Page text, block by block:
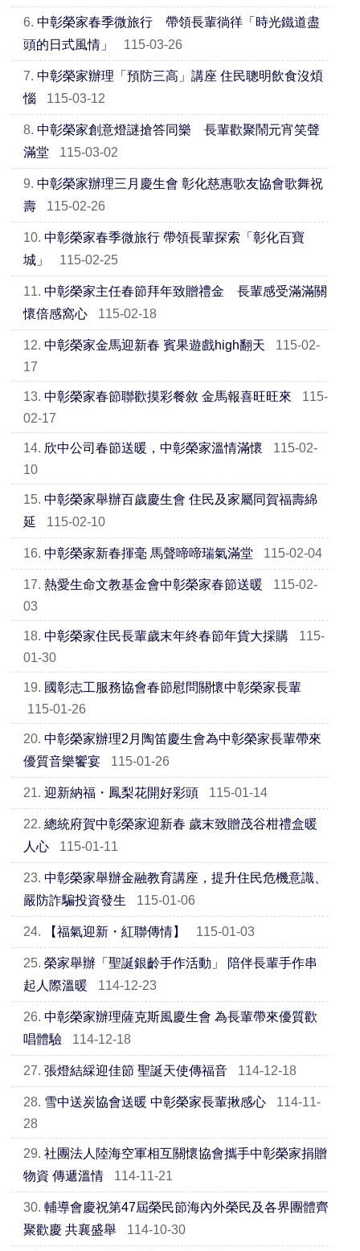
6. 中彰榮家春季微旅行 帶領長輩徜徉「時光鐵道盡
頭的日式風情」
115-03-26
7. 中彰榮家辦理「預防三高」講座 住民聰明飲食沒煩
惱
115-03-12
8. 中彰榮家創意燈謎搶答同樂 長輩歡聚鬧元宵笑聲
滿堂
115-03-02
9. 中彰榮家辦理三月慶生會 彰化慈惠歌友協會歌舞祝
壽
115-02-26
10. 中彰榮家春季微旅行 帶領長輩探索「彰化百寶
城」
115-02-25
11. 中彰榮家主任春節拜年致贈禮金 長輩感受滿滿關
懷倍感窩心
115-02-18
12. 中彰榮家金馬迎新春 賓果遊戲high翻天
115-02-
17
13. 中彰榮家春節聯歡摸彩餐敘 金馬報喜旺旺來
115-
02-17
14. 欣中公司春節送暖，中彰榮家溫情滿懷
115-02-
10
15. 中彰榮家舉辦百歲慶生會 住民及家屬同賀福壽綿
延
115-02-10
16. 中彰榮家新春揮毫 馬聲啼啼瑞氣滿堂 115-02-04
17. 熱愛生命文教基金會中彰榮家春節送暖
115-02-
03
18. 中彰榮家住民長輩歲末年終春節年貨大採購
115-
01-30
19. 國彰志工服務協會春節慰問關懷中彰榮家長輩
115-01-26
20. 中彰榮家辦理2月陶笛慶生會為中彰榮家長輩帶來
優質音樂饗宴
115-01-26
21. 迎新納福・鳳梨花開好彩頭 115-01-14
22. 總統府賀中彰榮家迎新春 歲末致贈茂谷柑禮盒暖
人心
115-01-11
23. 中彰榮家舉辦金融教育講座，提升住民危機意識、
嚴防詐騙投資發生
115-01-06
24. 【福氣迎新・紅聯傳情】 115-01-03
25. 榮家舉辦「聖誕銀齡手作活動」 陪伴長輩手作串
起人際溫暖
114-12-23
26. 中彰榮家辦理薩克斯風慶生會 為長輩帶來優質歡
唱體驗
114-12-18
27. 張燈結綵迎佳節 聖誕天使傳福音 114-12-18
28. 雪中送炭協會送暖 中彰榮家長輩揪感心
114-11-
28
29. 社團法人陸海空軍相互關懷協會攜手中彰榮家捐贈
物資 傳遞溫情
114-11-21
30. 輔導會慶祝第47屆榮民節海內外榮民及各界團體齊
聚歡慶 共襄盛舉
114-10-30